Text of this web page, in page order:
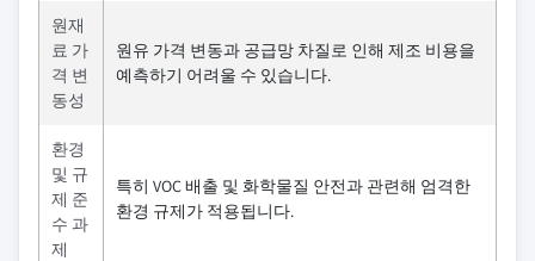
원재
료 가
격 변
동성
원유 가격 변동과 공급망 차질로 인해 제조 비용을
예측하기 어려울 수 있습니다.
환경
및 규
제 준
수 과
제
특히 VOC 배출 및 화학물질 안전과 관련해 엄격한
환경 규제가 적용됩니다.